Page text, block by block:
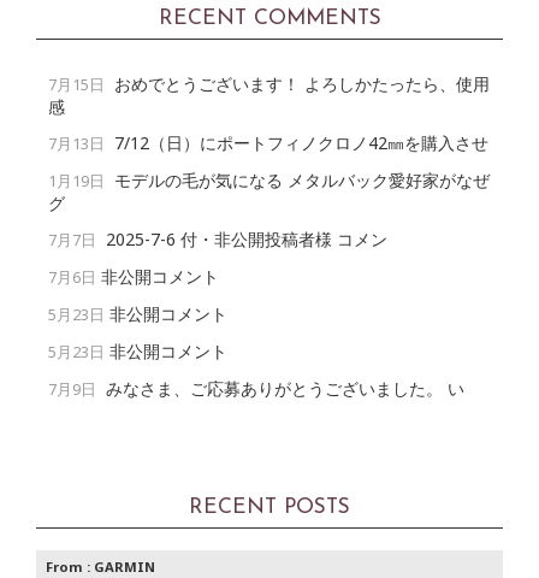
RECENT COMMENTS
7月15日
おめでとうございます！ よろしかたったら、使用
感
7月13日 7/12（日）にポートフィノクロノ42㎜を購入させ
1月19日
モデルの毛が気になる メタルバック愛好家がなぜ
グ
7月7日 2025-7-6 付・非公開投稿者様 コメン
7月6日 非公開コメント
5月23日 非公開コメント
5月23日 非公開コメント
7月9日 みなさま、ご応募ありがとうございました。 い
RECENT POSTS
From : GARMIN